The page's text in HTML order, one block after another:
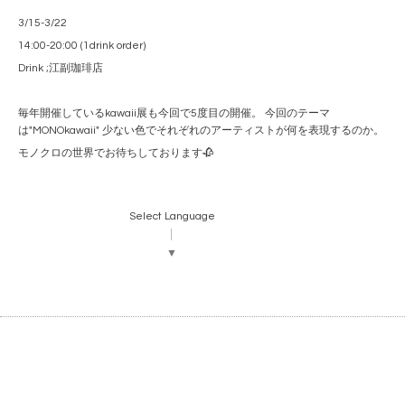
3/15-3/22
14:00-20:00 (1drink order)
Drink ;江副珈琲店
毎年開催しているkawaii展も今回で5度目の開催。 今回のテーマ
は"MONOkawaii" 少ない色でそれぞれのアーティストが何を表現するのか。
モノクロの世界でお待ちしております🥀
Select Language
▼